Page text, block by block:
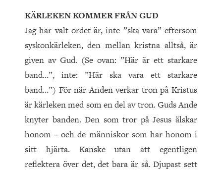
KÄRLEKEN KOMMER FRÅN GUD
Jag har valt ordet är, inte ”ska vara” eftersom
syskonkärleken, den mellan kristna alltså, är
given av Gud. (Se ovan: ”Här är ett starkare
band…”, inte: ”Här ska vara ett starkare
band…”) För när Anden verkar tron på Kristus
är kärleken med som en del av tron. Guds Ande
knyter banden. Den som tror på Jesus älskar
honom – och de människor som har honom i
sitt hjärta. Kanske utan att egentligen
reflektera över det, det bara är så. Djupast sett